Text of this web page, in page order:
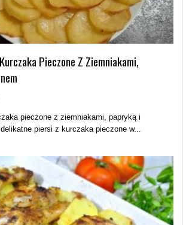
Pieczone Z Ziemniakami,
pieczone z ziemniakami, papryką i
piersi z kurczaka pieczone w...